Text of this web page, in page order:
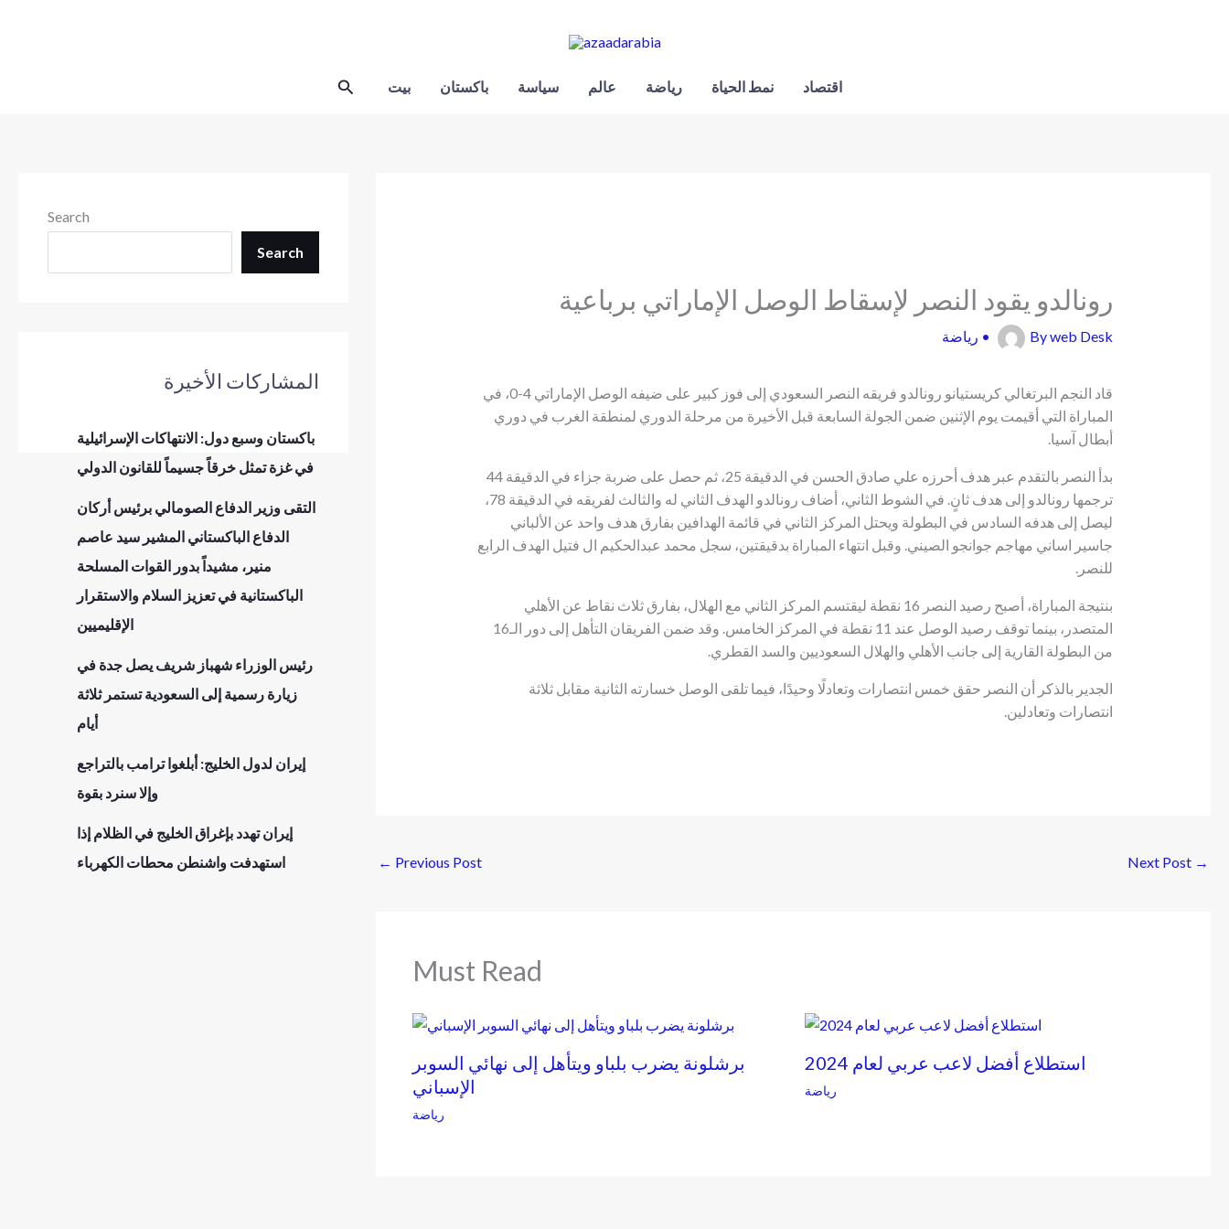
Search بيت باكستان سياسة عالم رياضة نمط الحياة اقتصاد
Search
Search
المشاركات الأخيرة
باكستان وسبع دول: الانتهاكات الإسرائيلية
في غزة تمثل خرقاً جسيماً للقانون الدولي
التقى وزير الدفاع الصومالي برئيس أركان
الدفاع الباكستاني المشير سيد عاصم
منير، مشيداً بدور القوات المسلحة
الباكستانية في تعزيز السلام والاستقرار
الإقليميين
رئيس الوزراء شهباز شريف يصل جدة في
زيارة رسمية إلى السعودية تستمر ثلاثة
أيام
إيران لدول الخليج: أبلغوا ترامب بالتراجع
وإلا سنرد بقوة
إيران تهدد بإغراق الخليج في الظلام إذا
استهدفت واشنطن محطات الكهرباء
رونالدو يقود النصر لإسقاط الوصل الإماراتي برباعية
رياضة • Byweb Desk
قاد النجم البرتغالي كريستيانو رونالدو فريقه النصر السعودي إلى فوز كبير على ضيفه الوصل الإماراتي 4-0، في
المباراة التي أقيمت يوم الإثنين ضمن الجولة السابعة قبل الأخيرة من مرحلة الدوري لمنطقة الغرب في دوري
أبطال آسيا.
بدأ النصر بالتقدم عبر هدف أحرزه علي صادق الحسن في الدقيقة 25، ثم حصل على ضربة جزاء في الدقيقة 44
ترجمها رونالدو إلى هدف ثانٍ. في الشوط الثاني، أضاف رونالدو الهدف الثاني له والثالث لفريقه في الدقيقة 78،
ليصل إلى هدفه السادس في البطولة ويحتل المركز الثاني في قائمة الهدافين بفارق هدف واحد عن الألباني
جاسير اساني مهاجم جوانجو الصيني. وقبل انتهاء المباراة بدقيقتين، سجل محمد عبدالحكيم ال فتيل الهدف الرابع
للنصر.
بنتيجة المباراة، أصبح رصيد النصر 16 نقطة ليقتسم المركز الثاني مع الهلال، بفارق ثلاث نقاط عن الأهلي
المتصدر، بينما توقف رصيد الوصل عند 11 نقطة في المركز الخامس. وقد ضمن الفريقان التأهل إلى دور الـ16
من البطولة القارية إلى جانب الأهلي والهلال السعوديين والسد القطري.
الجدير بالذكر أن النصر حقق خمس انتصارات وتعادلًا وحيدًا، فيما تلقى الوصل خسارته الثانية مقابل ثلاثة
انتصارات وتعادلين.
← Previous Post Next Post →
Must Read
برشلونة يضرب بلباو ويتأهل إلى نهائي السوبر
الإسباني
رياضة
2024 استطلاع أفضل لاعب عربي لعام
رياضة